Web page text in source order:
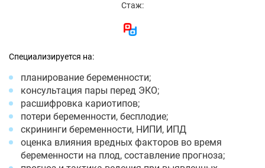
Стаж:
Специализируется на:
планирование беременности;
консультация пары перед ЭКО;
расшифровка кариотипов;
потери беременности, бесплодие;
скрининги беременности, НИПИ, ИПД
оценка влияния вредных факторов во время
беременности на плод, составление прогноза;